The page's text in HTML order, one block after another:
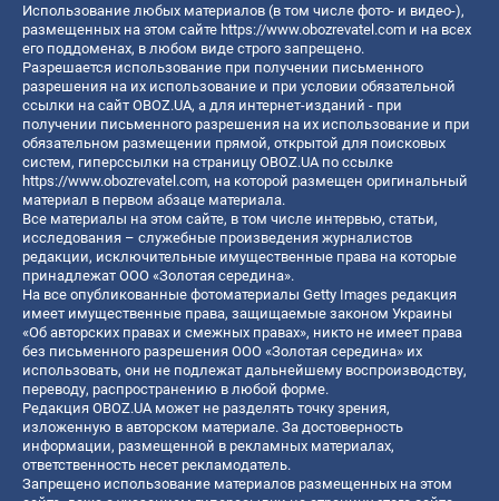
Использование любых материалов (в том числе фото- и видео-),
размещенных на этом сайте https://www.obozrevatel.com и на всех
его поддоменах, в любом виде строго запрещено.
Разрешается использование при получении письменного
разрешения на их использование и при условии обязательной
ссылки на сайт OBOZ.UA, а для интернет-изданий - при
получении письменного разрешения на их использование и при
обязательном размещении прямой, открытой для поисковых
систем, гиперссылки на страницу OBOZ.UA по ссылке
https://www.obozrevatel.com, на которой размещен оригинальный
материал в первом абзаце материала.
Все материалы на этом сайте, в том числе интервью, статьи,
исследования – служебные произведения журналистов
редакции, исключительные имущественные права на которые
принадлежат ООО «Золотая середина».
На все опубликованные фотоматериалы Getty Images редакция
имеет имущественные права, защищаемые законом Украины
«Об авторских правах и смежных правах», никто не имеет права
без письменного разрешения ООО «Золотая середина» их
использовать, они не подлежат дальнейшему воспроизводству,
переводу, распространению в любой форме.
Редакция OBOZ.UA может не разделять точку зрения,
изложенную в авторском материале. За достоверность
информации, размещенной в рекламных материалах,
ответственность несет рекламодатель.
Запрещено использование материалов размещенных на этом